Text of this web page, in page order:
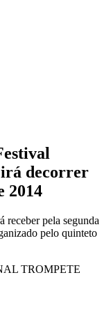
decorrer
2014
pela segunda
pelo quinteto